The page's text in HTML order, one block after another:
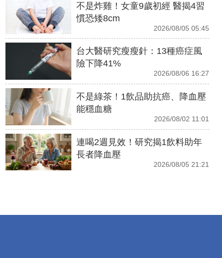
不是炸雞！女童9歲初經 醫揭4習
慣恐矮8cm
2026/08/05 05:45
台大醫研究瘦瘦針：13種癌症風
險下降41%
2026/08/06 16:27
不是綠茶！1飲品助抗癌、降血壓
能穩血糖
2026/08/02 11:01
連喝2週見效！研究揭1飲料助年
長者降血壓
2026/08/05 21:21